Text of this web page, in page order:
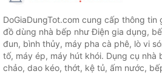
DoGiaDungTot.com cung cấp thông
đồ dùng nhà bếp như Điện gia dụng,
đun, bình thủy, máy pha cà phê, lò vi
tố, máy ép, máy hút khói. Dụng cụ nhà
chảo, dao kéo, thớt, kệ tủ, ấm nước,